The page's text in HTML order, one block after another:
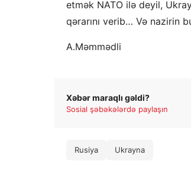
etmək NATO ilə deyil,
qərarını verib… Və nazirin
A.Məmmədli
Xəbər maraqlı gəldi?
Sosial şəbəkələrdə paylaşın
Rusiya Ukrayna